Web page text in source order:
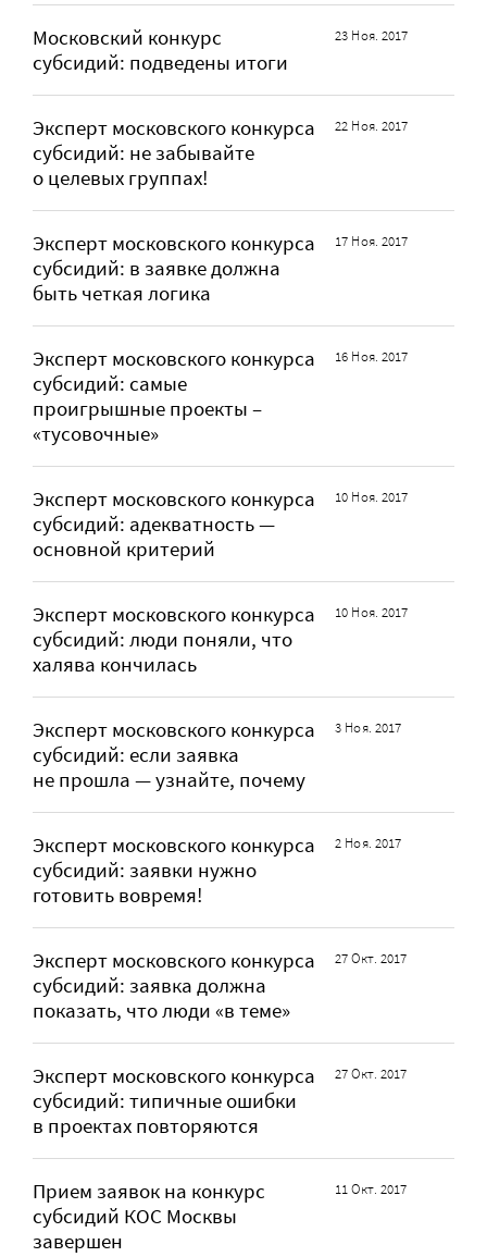
Московский конкурс
субсидий: подведены итоги
23 Ноя. 2017
Эксперт московского конкурса
субсидий: не забывайте
о целевых группах!
22 Ноя. 2017
Эксперт московского конкурса
субсидий: в заявке должна
быть четкая логика
17 Ноя. 2017
Эксперт московского конкурса
субсидий: самые
проигрышные проекты –
«тусовочные»
16 Ноя. 2017
Эксперт московского конкурса
субсидий: адекватность —
основной критерий
10 Ноя. 2017
Эксперт московского конкурса
субсидий: люди поняли, что
халява кончилась
10 Ноя. 2017
Эксперт московского конкурса
субсидий: если заявка
не прошла — узнайте, почему
3 Ноя. 2017
Эксперт московского конкурса
субсидий: заявки нужно
готовить вовремя!
2 Ноя. 2017
Эксперт московского конкурса
субсидий: заявка должна
показать, что люди «в теме»
27 Окт. 2017
Эксперт московского конкурса
субсидий: типичные ошибки
в проектах повторяются
27 Окт. 2017
Прием заявок на конкурс
субсидий КОС Москвы
завершен
11 Окт. 2017